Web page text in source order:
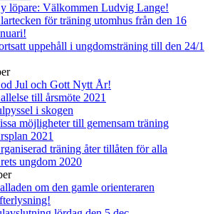
löpare: Välkommen Ludvig Lange!
för träning utomhus från den 16
uppehåll i ungdomsträning till den 24/1
Jul och Gott Nytt År!
till årsmöte 2021
i skogen
möjligheter till gemensam träning
2021
träning åter tillåten för alla
ungdom 2020
om den gamle orienteraren